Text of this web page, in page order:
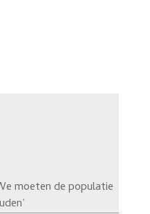
moeten de populatie